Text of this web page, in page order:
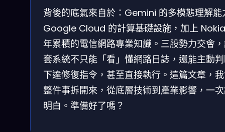
背後的底氣來自於：Gemini 的多模態理解能
Google Cloud 的計算基礎設施，加上
年累積的電信網路專業知識。三股勢力交會
套系統不只能「看」懂網路日誌，還能主動
下達修復指令，甚至直接執行。這篇文章，
整件事拆開來，從底層技術到產業影響，一
明白。準備好了嗎？